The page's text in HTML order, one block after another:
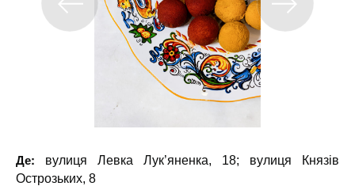
Де: вулиця Левка Лук’яненка, 18; вулиця Князів
Острозьких, 8